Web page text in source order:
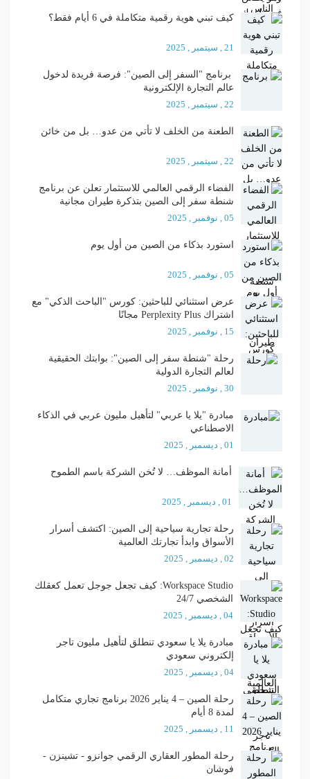
كيف تبني هوية رقمية متكاملة في 6 أيام فقط؟
21 , سيتمبر , 2025
برنامج "السفر إلى الصين": فرصة فريدة لدخول
عالم التجارة الإلكترونية
22 , سيتمبر , 2025
الطعنة من الخلف لا تأتي من عدو… بل من خائن
22 , سيتمبر , 2025
الفضاء الرقمي العالمي للاستثمار تعلن عن برنامج
شنطة سفر إلى الصين بتذكرة طيران مجانية
05 , نوفمبر , 2025
استورد بذكاء من الصين من أول يوم
05 , نوفمبر , 2025
عرض استثنائي للباحثين: كورس "الباحث الذكي" مع
اشتراك Perplexity Plus مجانًا
15 , نوفمبر , 2025
رحلة "شنطة سفر إلى الصين": بوابتك الحقيقية
لعالم التجارة الدولية
30 , نوفمبر , 2025
مبادرة "يلا يا عربي" لتأهيل مليون عربي في الذكاء
الاصطناعي
01 , ديسمبر , 2025
أمانة الموظف… لا تُخن الشركة باسم الطموح
01 , ديسمبر , 2025
رحلة تجارية سياحية إلى الصين: اكتشف أسرار
الأسواق وابدأ تجارتك العالمية
02 , ديسمبر , 2025
Workspace Studio: كيف تجعل جوجل تعمل كعقلك
الشخصي 24/7
04 , ديسمبر , 2025
مبادرة يلا يا سعودي تنطلق لتأهيل مليون تاجر
إلكتروني سعودي
04 , ديسمبر , 2025
رحلة الصين – 4 يناير 2026 برنامج تجاري متكامل
لمدة 8 أيام
11 , ديسمبر , 2025
رحلة المطور العقاري الرقمي جوانزو - تشينزن -
فوشان